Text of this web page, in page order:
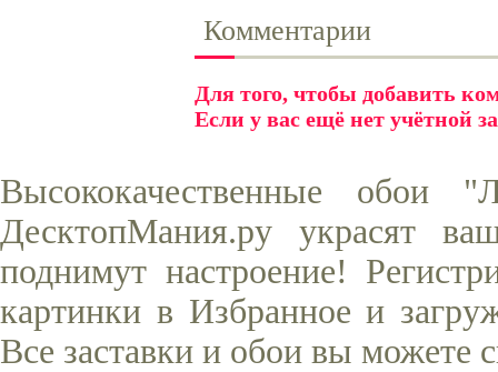
Комментарии
Для того, чтобы добавить
Если у вас ещё нет учётной
Высококачественные
ДесктопМания.ру украсят
поднимут настроение!
картинки в Избранное и
Все заставки и обои вы можете